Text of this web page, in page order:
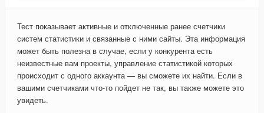
Тест показывает активные и отключенные ранее счетчики
систем статистики и связанные с ними сайты. Эта информация
может быть полезна в случае, если у конкурента есть
неизвестные вам проекты, управление статистикой которых
происходит с одного аккаунта — вы сможете их найти. Если в
вашими счетчиками что-то пойдет не так, вы также можете это
увидеть.